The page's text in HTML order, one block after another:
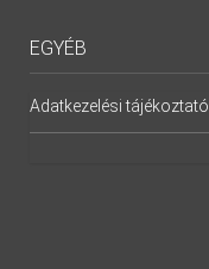
EGYÉB
Adatkezelési tájékoztató